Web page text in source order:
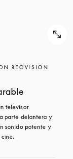
BEOVISION
televisor
parte delantera y
sonido potente y
cine.